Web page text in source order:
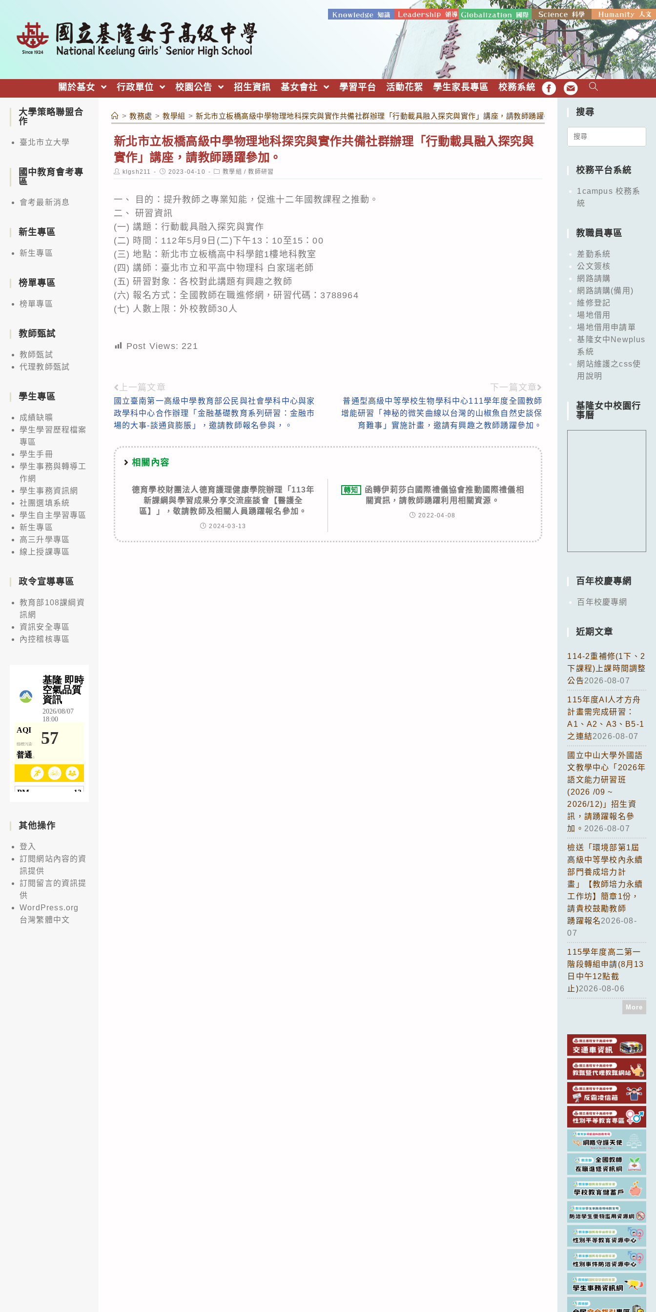
關於基女 行政單位 校園公告 招生資訊 基女會社 學習平台 活動花絮 學生家長專區 校務系統 FB EMAIL
> 教務處 > 教學組 > 新北市立板橋高級中學物理地科探究與實作共備社群辦理「行動載具融入探究與實作」講座，請教師踴躍參加。
新北市立板橋高級中學物理地科探究與實作共備社群辦理「行動載具融入探究與
實作」講座，請教師踴躍參加。
Post
author:
klgsh211
Post
published:
2023-04-10
Post
category:
教學組 / 教師研習
一、 目的：提升教師之專業知能，促進十二年國教課程之推動。
二、 研習資訊
(一) 講題：行動載具融入探究與實作
(二) 時間：112年5月9日(二)下午13：10至15：00
(三) 地點：新北市立板橋高中科學館1樓地科教室
(四) 講師：臺北市立和平高中物理科 白家瑞老師
(五) 研習對象：各校對此講題有興趣之教師
(六) 報名方式：全國教師在職進修網，研習代碼：3788964
(七) 人數上限：外校教師30人
Post Views: 221
Read
more
articles
上一篇文章
國立臺南第一高級中學教育部公民與社會學科中心與家
政學科中心合作辦理「金融基礎教育系列研習：金融市
場的大事-談通貨膨脹」，邀請教師報名參與，。
下一篇文章
普通型高級中等學校生物學科中心111學年度全國教師
增能研習「神秘的微笑曲線以台灣的山椒魚自然史談保
育難事」實施計畫，邀請有興趣之教師踴躍參加。
相關內容
德育學校財團法人德育護理健康學院辦理「113年
新課綱與學習成果分享交流座談會【醫護全
區】」，敬請教師及相關人員踴躍報名參加。
2024-03-13
轉知
函轉伊莉莎白國際禮儀協會推動國際禮儀相
關資訊，請教師踴躍利用相關資源。
2022-04-08
大學策略聯盟合
作
臺北市立大學
國中教育會考專
區
會考最新消息
新生專區
新生專區
榜單專區
榜單專區
教師甄試
教師甄試
代理教師甄試
學生專區
成績缺曠
學生學習歷程檔案
專區
學生手冊
學生事務與轉導工
作網
學生事務資訊網
社團選填系統
學生自主學習專區
新生專區
高三升學專區
線上授課專區
政令宣導專區
教育部108課綱資
訊網
資訊安全專區
內控稽核專區
其他操作
登入
訂閱網站內容的資
訊提供
訂閱留言的資訊提
供
WordPress.org
台灣繁體中文
搜尋
Search
校務平台系統
1campus 校務系
統
教職員專區
差勤系統
公文簽核
網路請購
網路請購(備用)
維修登記
場地借用
場地借用申請單
基隆女中Newplus
系統
網站維護之css使
用說明
基隆女中校園行
事曆
百年校慶專網
百年校慶專網
近期文章
114-2重補修(1下、2
下課程)上課時間調整
公告2026-08-07
115年度AI人才方舟
計畫需完成研習：
A1、A2、A3、B5-1
之連結2026-08-07
國立中山大學外國語
文教學中心「2026年
語文能力研習班
(2026 /09 ~
2026/12)」招生資
訊，請踴躍報名參
加。 2026-08-07
檢送「環境部第1屆
高級中等學校內永續
部門養成培力計
畫」【教師培力永續
工作坊】簡章1份，
請貴校鼓勵教師
踴躍報名2026-08-
07
115學年度高二第一
階段轉組申請(8月13
日中午12點截
止)2026-08-06
More